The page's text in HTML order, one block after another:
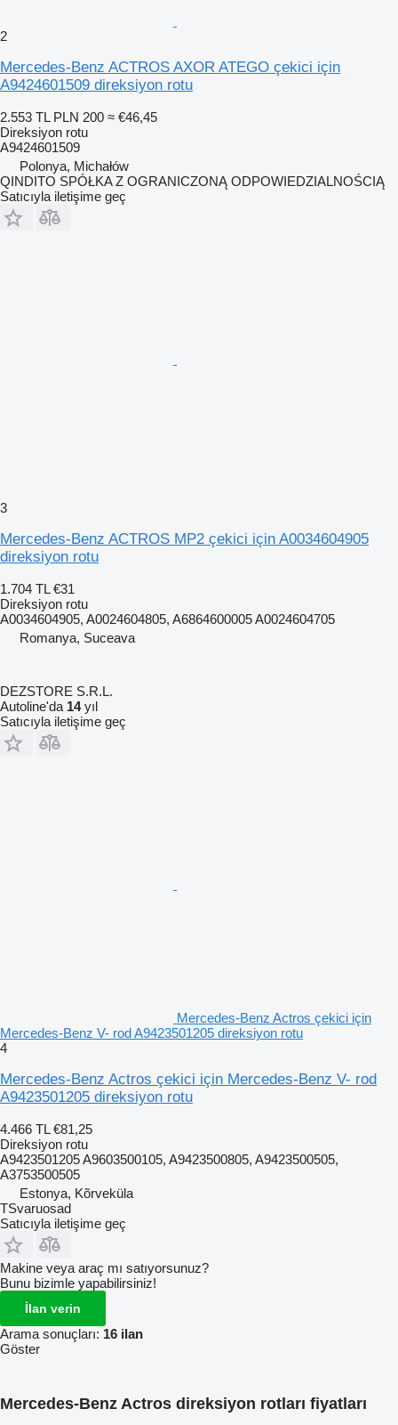
2
Mercedes-Benz ACTROS AXOR ATEGO çekici için
A9424601509 direksiyon rotu
2.553 TL PLN 200 ≈ €46,45
Direksiyon rotu
A9424601509
Polonya, Michałów
QINDITO SPÓŁKA Z OGRANICZONĄ ODPOWIEDZIALNOŚCIĄ
Satıcıyla iletişime geç
3
Mercedes-Benz ACTROS MP2 çekici için A0034604905
direksiyon rotu
1.704 TL €31
Direksiyon rotu
A0034604905, A0024604805, A6864600005 A0024604705
Romanya, Suceava
DEZSTORE S.R.L.
Autoline'da 14yıl
Satıcıyla iletişime geç
Mercedes-Benz Actros çekici için
Mercedes-Benz V- rod A9423501205 direksiyon rotu
4
Mercedes-Benz Actros çekici için Mercedes-Benz V- rod
A9423501205 direksiyon rotu
4.466 TL €81,25
Direksiyon rotu
A9423501205 A9603500105, A9423500805, A9423500505,
A3753500505
Estonya, Kõrveküla
TSvaruosad
Satıcıyla iletişime geç
Makine veya araç mı satıyorsunuz?
Bunu bizimle yapabilirsiniz!
İlan verin
Arama sonuçları: 16 ilan
Göster
Mercedes-Benz Actros direksiyon rotları fiyatları